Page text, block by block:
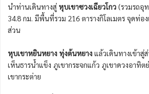
นำท่านเดินทางสู่ หุบเขาซวงเฉียวโกว (รวมรถอุ
34.8 กม. มีพื้นที่รวม 216 ตารางกิโลเมตร จุดท่อ
ส่วน
หุบเขาหยินหยาง ทุ่งต้นหยาง แล้วเดินทางเข้าสู่
เห็นธารน้ำแข็ง ภูเขากระจกแก้ว ภูเขาดวงอาทิ
เขากระต่าย